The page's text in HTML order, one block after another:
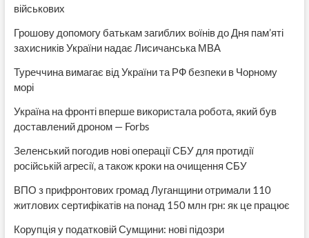
військових
Грошову допомогу батькам загиблих воїнів до Дня пам’яті
захисників України надає Лисичанська МВА
Туреччина вимагає від України та РФ безпеки в Чорному
морі
Україна на фронті вперше використала робота, який був
доставлений дроном — Forbs
Зеленський погодив нові операції СБУ для протидії
російській агресії, а також кроки на очищення СБУ
ВПО з прифронтових громад Луганщини отримали 110
житлових сертифікатів на понад 150 млн грн: як це працює
Корупція у податковій Сумщини: нові підозри